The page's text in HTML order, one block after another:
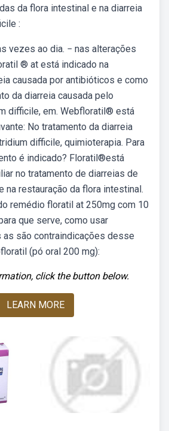
da flora intestinal e na diarreia
:
vezes ao dia. − nas alterações
® at está indicado na
causada por antibióticos e como
da diarreia causada pelo
difficile, em. Webfloratil® está
No tratamento da diarreia
difficile, quimioterapia. Para
é indicado? Floratil®está
no tratamento de diarreias de
na restauração da flora intestinal.
remédio floratil at 250mg com 10
que serve, como usar
são contraindicações desse
(pó oral 200 mg):
click the button below.
LEARN MORE